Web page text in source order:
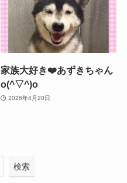
家族大好き❤️あずきちゃん
o(^▽^)o
2026年4月20日
検索